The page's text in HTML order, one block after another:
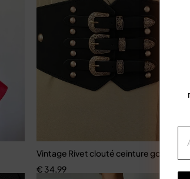
Vintage Rivet clouté ceinture gothique
€ 34,99